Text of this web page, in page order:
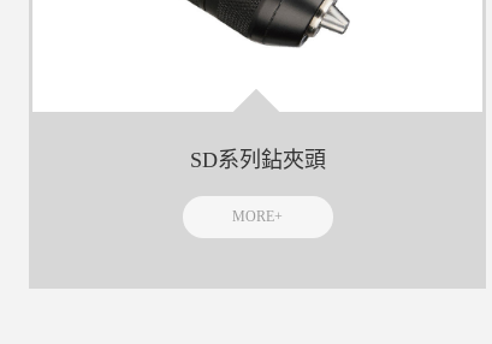
SD系列鉆夾頭
MORE+